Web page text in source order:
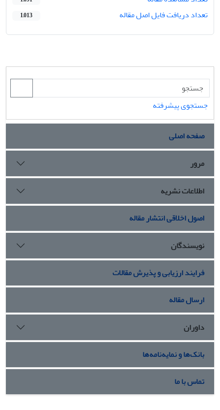
تعداد دریافت فایل اصل مقاله 1,013
جستجوی پیشرفته
صفحه اصلی
مرور
اطلاعات نشریه
اصول اخلاقی انتشار مقاله
نویسندگان
فرایند ارزیابی و پذیرش مقالات
ارسال مقاله
داوران
بانک‌ها و نمایه‌نامه‌ها
تماس با ما